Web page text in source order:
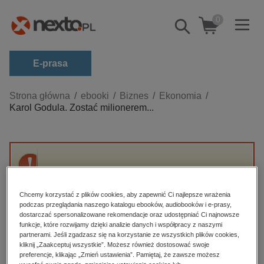
Pokaż/schowaj
wyszukiwarkę
0
E-prasa
Kategorie
Zobacz wszystkie E-prasa
budownictwo, aranżacja wnętrz
dzienniki
edukacja
hobby, sport, rozrywka
komputery, internet, technologie, informatyka
Strona główna ebooki Biznes
Ekonomia
Karol Godula. Zostać milionerem...
Przepraszamy, ale produkt „Karol Godula.
High-contrast mode
Polecane
Chcemy korzystać z plików cookies, aby zapewnić Ci najlepsze wrażenia
podczas przeglądania naszego katalogu ebooków, audiobooków i e-prasy,
dostarczać spersonalizowane rekomendacje oraz udostępniać Ci najnowsze
funkcje, które rozwijamy dzięki analizie danych i współpracy z naszymi
partnerami. Jeśli zgadzasz się na korzystanie ze wszystkich plików cookies,
kliknij „Zaakceptuj wszystkie”. Możesz również dostosować swoje
preferencje, klikając „Zmień ustawienia”. Pamiętaj, że zawsze możesz